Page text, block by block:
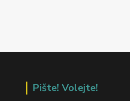
Pište! Volejte!